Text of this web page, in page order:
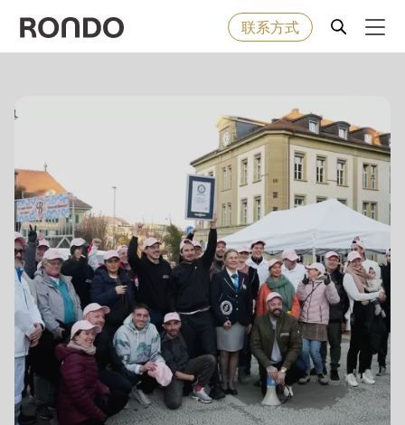
main
联系方式
解决方案
服务
公司
message
Passing
null
to
parameter
#1
($string)
of
type
string
is